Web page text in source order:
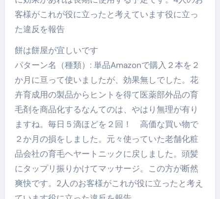
客様がこれが役に立ったと考えています役に立っ
た違反を報告
餅は餅屋が宜しいです
パターン名（種類）: 単品Amazonで購入２本を２
か月に亘って使いましたが、効果無しでした。花
卉育成用の製品からヒントを得て医薬部外品の育
毛剤を商品化するなんてのは、やはり無理が有り
ますね。毎日５滴ほどを２回！ 高価な買い物で
２か月の損をしました。元々使っていた老舗化粧
品会社の育毛ヘヤートニックに戻しました。頭髪
にタップリ振りかけてマッサージ。この方が断然
爽快です。2人のお客様がこれが役に立ったと考え